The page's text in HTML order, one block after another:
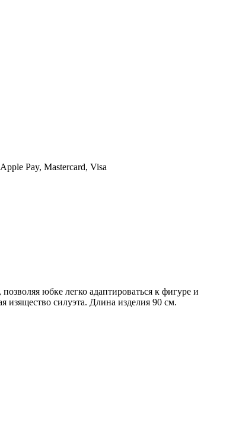
Pay, Mastercard, Visa
юбке легко адаптироваться к фигуре и
изящество силуэта. Длина изделия 90 см.